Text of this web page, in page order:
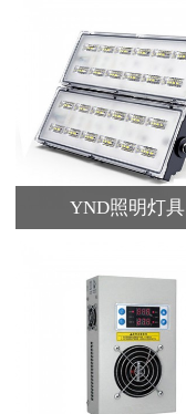
YND照明灯具